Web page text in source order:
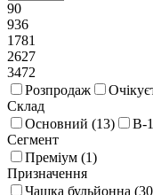
90
936
1781
2627
3472
Розпродаж
Склад
Основний (13) В-
Сегмент
Преміум (1)
Призначення
Чашка бульйонна (30